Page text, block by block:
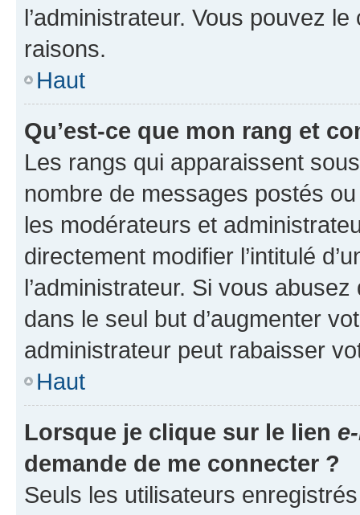
l’administrateur. Vous pouvez
raisons.
Haut
Qu’est-ce que mon rang et
Les rangs qui apparaissent
nombre de messages postés
les modérateurs et
directement modifier l’intitulé
l’administrateur. Si vous
dans le seul but d’augmenter
administrateur peut rabaisser
Haut
Lorsque je clique sur le lien
demande de me connecter ?
Seuls les utilisateurs